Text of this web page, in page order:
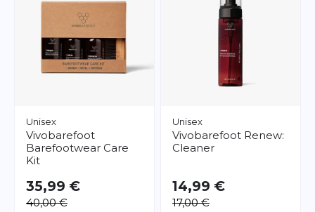
Unisex
Vivobarefoot
Barefootwear Care
Kit
35,99 €
40,00 €
Unisex
Vivobarefoot Renew:
Cleaner
14,99 €
17,00 €